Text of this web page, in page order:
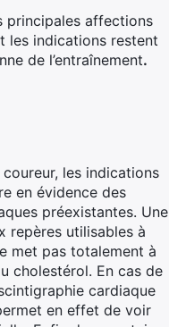
principales affections
les indications restent
de l’entraînement.
coureur, les indications
en évidence des
préexistantes. Une
repères utilisables à
met pas totalement à
cholestérol. En cas de
cardiaque
en effet de voir